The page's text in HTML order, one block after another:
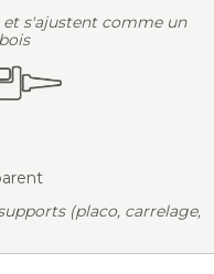
et s'ajustent comme un
(placo, carrelage,